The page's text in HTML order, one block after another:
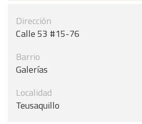
Dirección
Calle 53 #15-76
Barrio
Galerías
Localidad
Teusaquillo